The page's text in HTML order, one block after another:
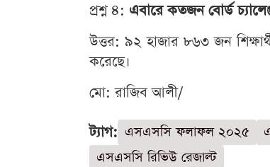
প্রশ্ন ৪: এবারে কতজন বোর্ড
উত্তর: ৯২ হাজার ৮৬৩ জন
করেছে।
মো: রাজিব আলী/
ট্যাগ: এসএসসি ফলাফল ২০২৫
এসএসসি রিভিউ রেজাল্ট